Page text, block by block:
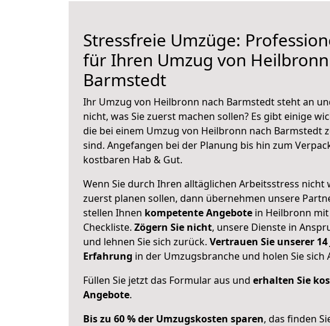
Stressfreie Umzüge:
für Ihren Umzug von
Barmstedt
Ihr Umzug von Heilbronn nach Barmstedt steht an
nicht, was Sie zuerst machen sollen? Es gibt einige
die bei einem Umzug von Heilbronn nach Barmstedt
sind. Angefangen bei der Planung bis hin zum
kostbaren Hab & Gut.
Wenn Sie durch Ihren alltäglichen Arbeitsstress nicht
zuerst planen sollen, dann übernehmen unsere
stellen Ihnen kompetente Angebote in Heilbronn
Checkliste. Zögern Sie nicht, unsere Dienste in
und lehnen Sie sich zurück. Vertrauen Sie unserer 14
Erfahrung in der Umzugsbranche und holen Sie sich
Füllen Sie jetzt das Formular aus und erhalten Sie
Angebote.
Bis zu 60 % der Umzugskosten sparen, das finden